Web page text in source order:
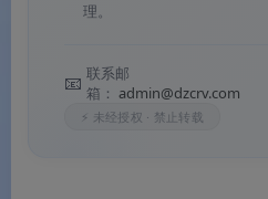
理。
📧 联系邮
箱： admin@dzcrv.com
⚡ 未经授权 · 禁止转载